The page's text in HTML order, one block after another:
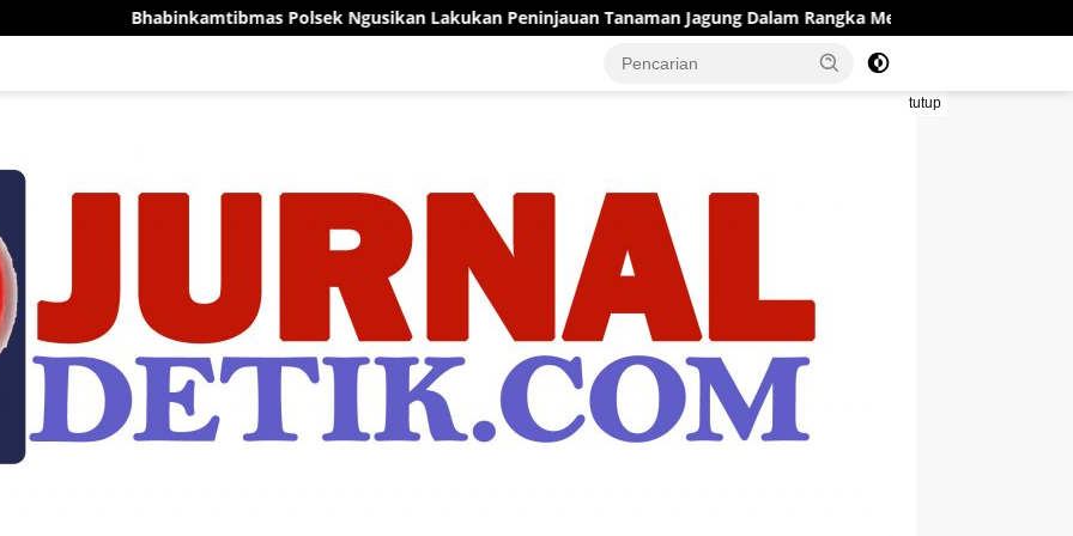
Polsek Ngusikan Lakukan Peninjauan Tanaman Jagung Dalam Rangka Mendukung Ketahanan Pangan
tutup